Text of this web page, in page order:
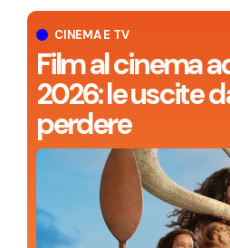
CINEMA E TV
Film al cinema
2026: le uscite
perdere